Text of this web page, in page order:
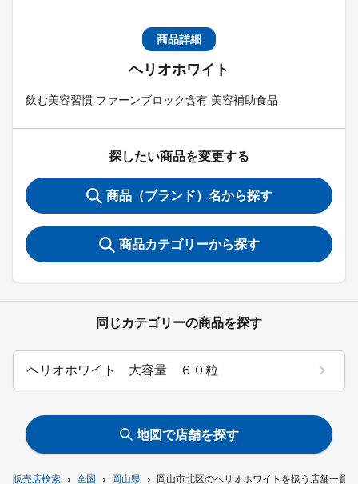
販売店検索 全国 岡山県 岡山市北区のヘリオホワイトを扱う店舗一覧
商品詳細
ヘリオホワイト
飲む美容習慣 ファーンブロック含有 美容補助食品
探したい商品を変更する
商品（ブランド）名から探す
商品カテゴリーから探す
同じカテゴリーの商品を探す
ヘリオホワイト 大容量 ６０粒
地図で店舗を探す